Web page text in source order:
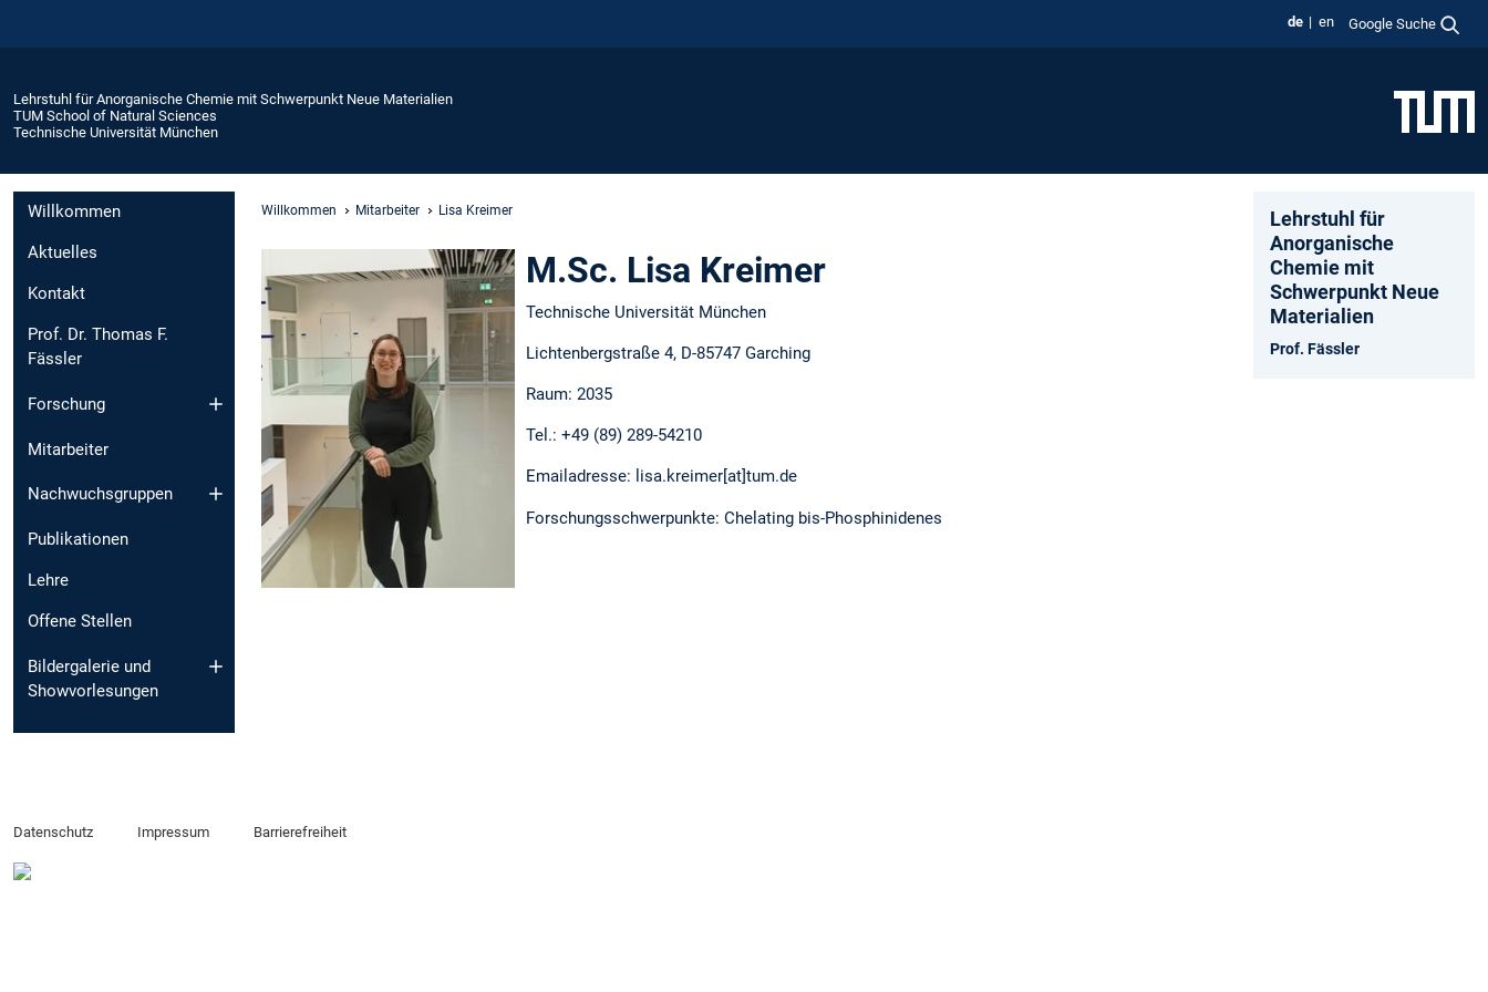
de en Google Suche
Lehrstuhl für Anorganische Chemie mit Schwerpunkt Neue Materialien
TUM School of Natural Sciences
Technische Universität München
Willkommen
Aktuelles
Kontakt
Prof. Dr. Thomas F.
Fässler
Forschung
Mitarbeiter
Nachwuchsgruppen
Publikationen
Lehre
Offene Stellen
Bildergalerie und
Showvorlesungen
Willkommen Mitarbeiter Lisa Kreimer
M.Sc. Lisa Kreimer
Technische Universität München
Lichtenbergstraße 4, D-85747 Garching
Raum: 2035
Tel.: +49 (89) 289-54210
Emailadresse: lisa.kreimer[at]tum.de
Forschungsschwerpunkte: Chelating bis-Phosphinidenes
Lehrstuhl für
Anorganische
Chemie mit
Schwerpunkt Neue
Materialien
Prof. Fässler
Datenschutz Impressum Barrierefreiheit